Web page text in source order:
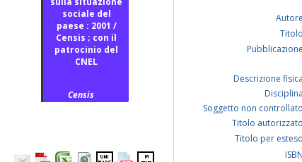
sociale del
paese : 2001 /
Censis ; con il
patrocinio del
CNEL
Censis
Descrizione
Soggetto non
Titolo
Titolo per